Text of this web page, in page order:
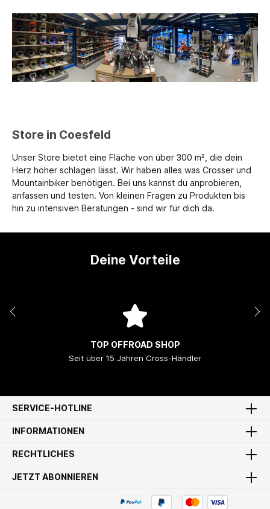
Store in Coesfeld
Unser Store bietet eine Fläche von über 300 m², die dein
Herz höher schlagen lässt. Wir haben alles was Crosser und
Mountainbiker benötigen. Bei uns kannst du anprobieren,
anfassen und testen. Von kleinen Fragen zu Produkten bis
hin zu intensiven Beratungen - sind wir für dich da.
Deine Vorteile
TOP OFFROAD SHOP
Seit über 15 Jahren Cross-Händler
SERVICE-HOTLINE
INFORMATIONEN
RECHTLICHES
JETZT ABONNIEREN